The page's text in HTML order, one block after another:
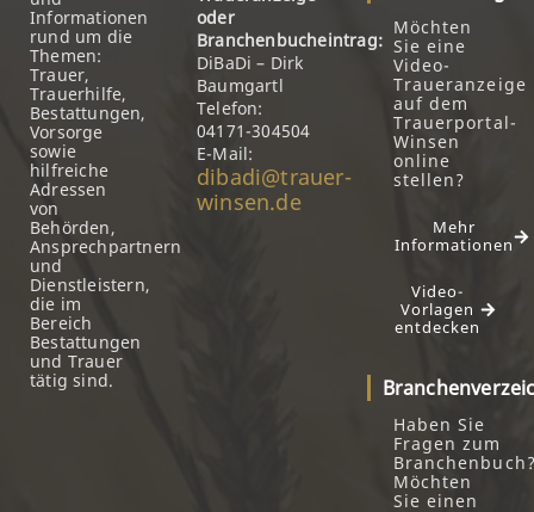
Informationen
rund um die
Themen:
Trauer,
Trauerhilfe,
Bestattungen,
Vorsorge
sowie
hilfreiche
Adressen
von
Behörden,
Ansprechpartnern
und
Dienstleistern,
die im
Bereich
Bestattungen
und Trauer
tätig sind.
oder
Branchenbucheintrag:
DiBaDi – Dirk
Baumgartl
Telefon:
04171-304504
E-Mail:
dibadi@trauer-
winsen.de
Möchten
Sie eine
Video-
Traueranzeige
auf dem
Trauerportal-
Winsen
online
stellen?
Mehr
Informationen
Video-
Vorlagen
entdecken
Haben Sie
Fragen zum
Möchten
Sie einen